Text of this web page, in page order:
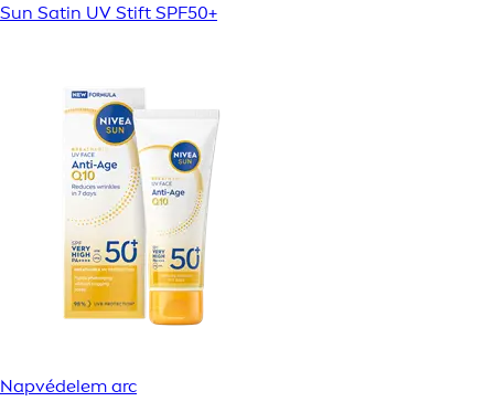
Sun Satin UV Stift SPF50+
Napvédelem arc